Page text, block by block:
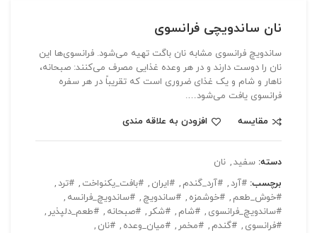
نان ساندویچی فرانسوی
ساندویچ فرانسوی مشابه نان باگت تهیه می‌شود. فرانسوی‌ها این
نان را دوست دارند و در هر وعده غذایی مصرف می‌کنند: صبحانه،
ناهار و شام و یک غذای ضروری است که تقریباً در هر سفره
فرانسوی یافت می‌شود….
مقایسه
افزودن به علاقه مندی
دسته: سفید, نان
برچسب: #آرد, #آرد_گندم , #ایران , #بافت_یکنواخت , #ترد,
#خوش_طعم , #خوشمزه , #ساندویچ , #ساندویچ_فرانسه ,
#ساندویچ_فرانسوی , #شام , #شکر , #صبحانه , #طعم_دلپذیر ,
#فرانسوی , #گندم , #مخمر , #میان_وعده , #نان ,